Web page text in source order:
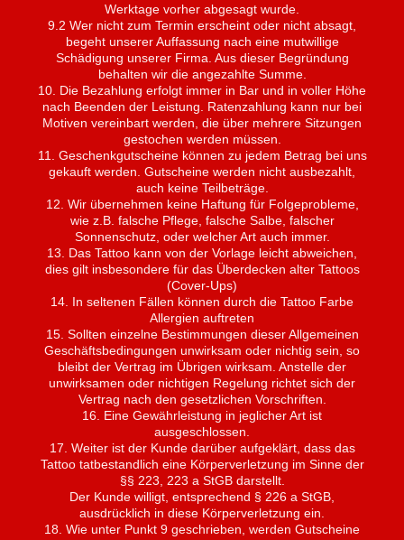
Werktage vorher abgesagt wurde.
9.2 Wer nicht zum Termin erscheint oder nicht absagt,
begeht unserer Auffassung nach eine mutwillige
Schädigung unserer Firma. Aus dieser Begründung
behalten wir die angezahlte Summe.
10. Die Bezahlung erfolgt immer in Bar und in voller Höhe
nach Beenden der Leistung. Ratenzahlung kann nur bei
Motiven vereinbart werden, die über mehrere Sitzungen
gestochen werden müssen.
11. Geschenkgutscheine können zu jedem Betrag bei uns
gekauft werden. Gutscheine werden nicht ausbezahlt,
auch keine Teilbeträge.
12. Wir übernehmen keine Haftung für Folgeprobleme,
wie z.B. falsche Pflege, falsche Salbe, falscher
Sonnenschutz, oder welcher Art auch immer.
13. Das Tattoo kann von der Vorlage leicht abweichen,
dies gilt insbesondere für das Überdecken alter Tattoos
(Cover-Ups)
14. In seltenen Fällen können durch die Tattoo Farbe
Allergien auftreten
15. Sollten einzelne Bestimmungen dieser Allgemeinen
Geschäftsbedingungen unwirksam oder nichtig sein, so
bleibt der Vertrag im Übrigen wirksam. Anstelle der
unwirksamen oder nichtigen Regelung richtet sich der
Vertrag nach den gesetzlichen Vorschriften.
16. Eine Gewährleistung in jeglicher Art ist
ausgeschlossen.
17. Weiter ist der Kunde darüber aufgeklärt, dass das
Tattoo tatbestandlich eine Körperverletzung im Sinne der
§§ 223, 223 a StGB darstellt.
Der Kunde willigt, entsprechend § 226 a StGB,
ausdrücklich in diese Körperverletzung ein.
18. Wie unter Punkt 9 geschrieben, werden Gutscheine